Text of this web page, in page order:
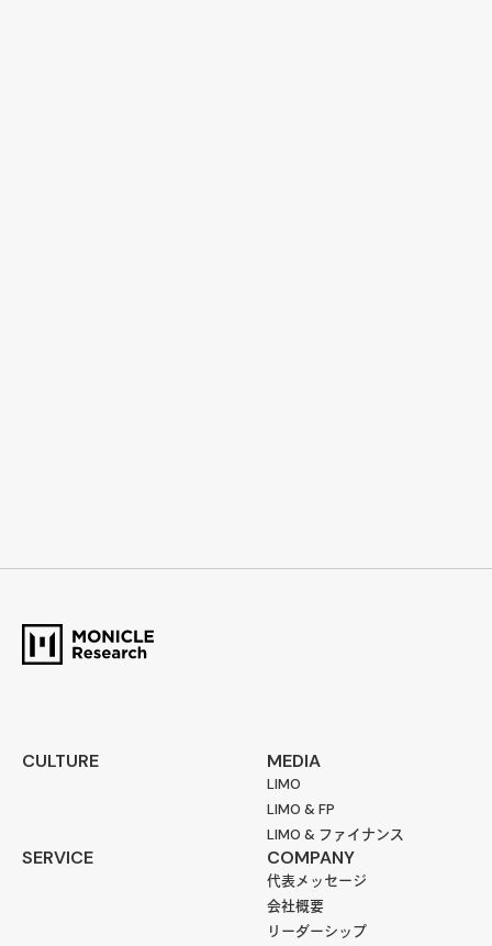
CULTURE MEDIA
LIMO
LIMO & FP
LIMO & ファイナンス
SERVICE COMPANY
代表メッセージ
会社概要
リーダーシップ